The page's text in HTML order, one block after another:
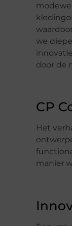
we
door de
CP
Het
manier